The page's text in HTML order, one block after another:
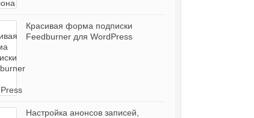
Красивая форма подписки
Feedburner для WordPress
Настройка анонсов записей,